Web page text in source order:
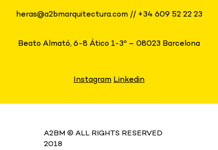
heras@a2bmarquitectura.com// +34 609 52 22 23
Beato Almató, 6-8 Ático 1-3º – 08023 Barcelona
Instagram Linkedin
A2BM © ALL RIGHTS RESERVED
2018